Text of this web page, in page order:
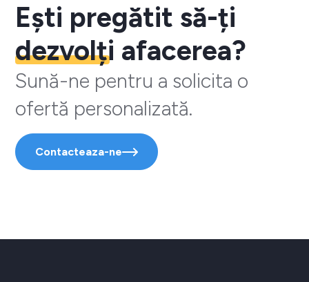
Ești pregătit să-ți
dezvolți afacerea?
Sună-ne pentru a solicita o
ofertă personalizată.
Contacteaza-ne